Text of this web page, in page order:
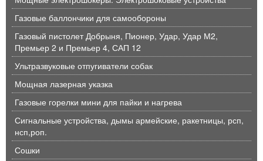
Газовые баллончики для самообороны
Газовый пистолет Добрыня, Пионер, Удар, Удар М2,
Премьер 2 и Премьер 4, САП 12
Ультразвуковые отпугиватели собак
Мощная лазерная указка
Газовые горелки мини для пайки и нагрева
Сигнальные устройства, дымы армейские, ракетницы, рсп,
нсп,роп.
Сошки